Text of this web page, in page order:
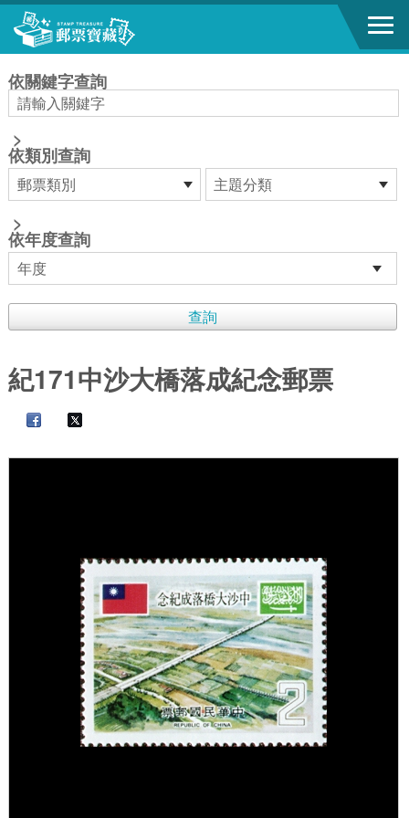
跳到主要內容區塊
依關鍵字查詢
>
依類別查詢
>
依年度查詢
紀171中沙大橋落成紀念郵票